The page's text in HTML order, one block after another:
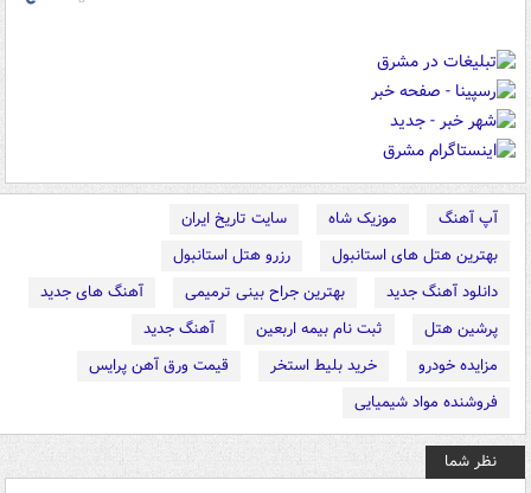
آپ آهنگ موزیک شاه
سایت تاریخ ایران
بهترین هتل های استانبول
رزرو هتل استانبول
دانلود آهنگ جدید
بهترین جراح بینی ترمیمی
آهنگ های جدید
پرشین هتل
ثبت نام بیمه اربعین
آهنگ جدید
مزایده خودرو
خرید بلیط استخر
قیمت ورق آهن پرایس
فروشنده مواد شیمیایی
نظر شما